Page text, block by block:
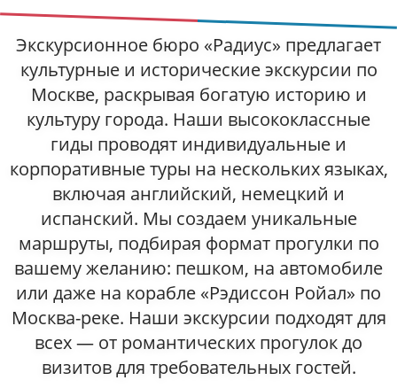
Экскурсионное бюро «Радиус» предлагает
культурные и исторические экскурсии по
Москве, раскрывая богатую историю и
культуру города. Наши высококлассные
гиды проводят индивидуальные и
корпоративные туры на нескольких языках,
включая английский, немецкий и
испанский. Мы создаем уникальные
маршруты, подбирая формат прогулки по
вашему желанию: пешком, на автомобиле
или даже на корабле «Рэдиссон Ройал» по
Москва-реке. Наши экскурсии подходят для
всех — от романтических прогулок до
визитов для требовательных гостей.